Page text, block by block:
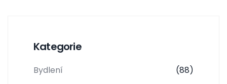
Kategorie
Bydlení
(88)